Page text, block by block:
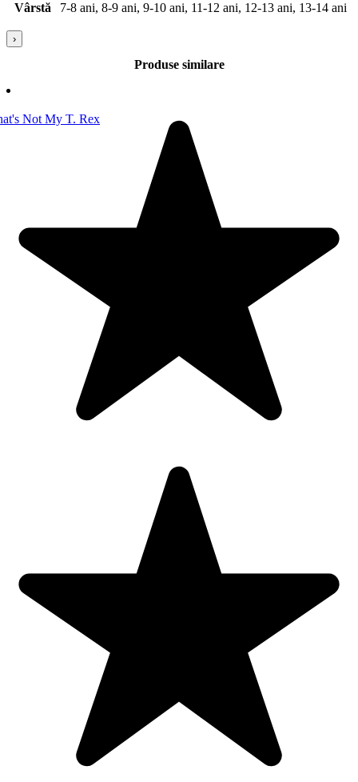
Vârstă 7-8 ani, 8-9 ani, 9-10 ani, 11-12 ani, 12-13 ani, 13-14 ani
›
Produse similare